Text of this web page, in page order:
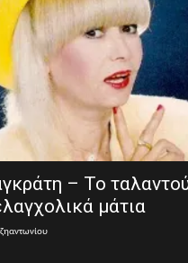
– Το
μάτια